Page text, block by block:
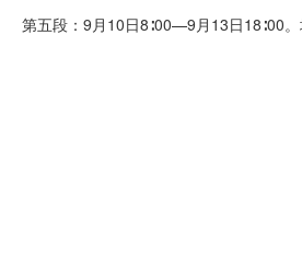
第五段：9月10日8∶00—9月13日18∶00